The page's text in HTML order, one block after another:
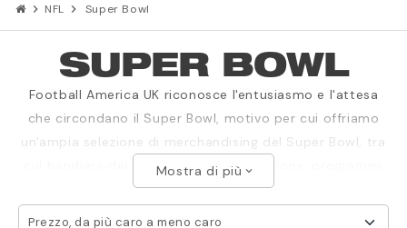
chevron_right NFL chevron_right Super Bowl
SUPER BOWL
Football America UK riconosce l'entusiasmo e l'attesa
che circondano il Super Bowl, motivo per cui offriamo
un'ampia selezione di merchandising del Super Bowl, tra
cui bandiere dei tifosi, caschi da collezione, programmi
delle partite e abbigliamento. La nostra collezione di
Mostra di più expand_more
Prezzo, da più caro a meno caro